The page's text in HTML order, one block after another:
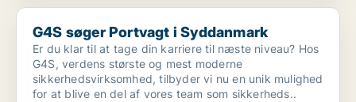
G4S søger Portvagt i Syddanmark
G4S søger Portvagt i Syddanmark
Er du klar til at tage din karriere til næste niveau? Hos
G4S, verdens største og mest moderne
sikkerhedsvirksomhed, tilbyder vi nu en unik mulighed
for at blive en del af vores team som sikkerheds..